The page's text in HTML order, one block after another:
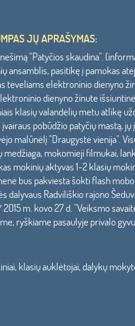
JŲ APRAŠYMAS:
"Patyčios skaudina".
ansamblis, pasitikę į pamokas
tėveliams elektroninio dienyno
dienyno žinute
klasių valandėlių metu atlikę
pobūdžio patyčių mastą,
malūnėlį "Draugystė vienija".
mokomieji filmukai,
mokinių aktyvas 1-2 klasių
bus pakviesta šokti flash
dalyvaus Radviliškio rajono
m. kovo 27 d. "Veiksmo
ryškiame pasaulyje privalo
klasių auklėtojai, dalykų